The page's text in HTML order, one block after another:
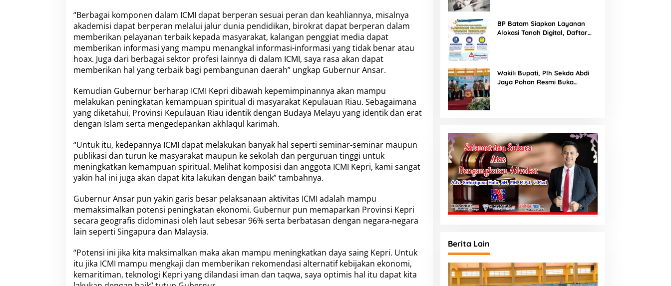
r
u
s
O
w
i
I
C
M
I
K
p
r
2
0
2
-
0
2
“Berbagai komponen dalam ICMI dapat berperan sesuai peran dan keahliannya, misalnya
akademisi dapat berperan melalui jalur dunia pendidikan, birokrat dapat berperan dalam
memberikan pelayanan terbaik kepada masyarakat, kalangan penggiat media dapat
memberikan informasi yang mampu menangkal informasi-informasi yang tidak benar atau
hoax. Juga dari berbagai sektor profesi lainnya di dalam ICMI, saya rasa akan dapat
memberikan hal yang terbaik bagi pembangunan daerah” ungkap Gubernur Ansar.
Kemudian Gubernur berharap ICMI Kepri dibawah kepemimpinannya akan mampu
melakukan peningkatan kemampuan spiritual di masyarakat Kepulauan Riau. Sebagaimana
yang diketahui, Provinsi Kepulauan Riau identik dengan Budaya Melayu yang identik dan erat
dengan Islam serta mengedepankan akhlaqul karimah.
“Untuk itu, kedepannya ICMI dapat melakukan banyak hal seperti seminar-seminar maupun
publikasi dan turun ke masyarakat maupun ke sekolah dan perguruan tinggi untuk
meningkatkan kemampuan spiritual. Melihat komposisi dan anggota ICMI Kepri, kami sangat
yakin hal ini juga akan dapat kita lakukan dengan baik” tambahnya.
Gubernur Ansar pun yakin garis besar pelaksanaan aktivitas ICMI adalah mampu
memaksimalkan potensi peningkatan ekonomi. Gubernur pun memaparkan Provinsi Kepri
secara geografis didominasi oleh laut sebesar 96% serta berbatasan dengan negara-negara
lain seperti Singapura dan Malaysia.
“Potensi ini jika kita maksimalkan maka akan mampu meningkatkan daya saing Kepri. Untuk
itu jika ICMI mampu mengkaji dan memberikan rekomendasi alternatif kebijakan ekonomi,
kemaritiman, teknologi Kepri yang dilandasi iman dan taqwa, saya optimis hal itu dapat kita
BP Batam Siapkan Layanan
Alokasi Tanah Digital, Daftar
Wakili Bupati, Plh Sekda Abdi
Jaya Pohan Resmi Buka
Berita Lain